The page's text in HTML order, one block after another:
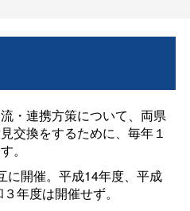
・連携方策について、両県
交換をするために、毎年１
。
に開催。平成14年度、平成
年度は開催せず。